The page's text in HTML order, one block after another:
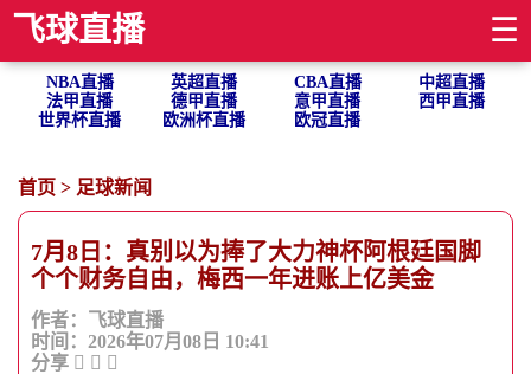
飞球直播 ☰
NBA直播 英超直播 CBA直播
中超直播
法甲直播
德甲直播 意甲直播
西甲直播
世界杯直播
欧洲杯直播 欧冠直播
首页 > 足球新闻
7月8日：真别以为捧了大力神杯阿根廷国脚
个个财务自由，梅西一年进账上亿美金
作者：飞球直播
时间：2026年07月08日 10:41
分享